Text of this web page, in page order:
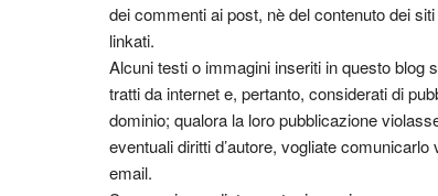
dei commenti ai post, nè del contenuto dei siti
linkati.
Alcuni testi o immagini inseriti in questo blog
tratti da internet e, pertanto, considerati di
dominio; qualora la loro pubblicazione
eventuali diritti d’autore, vogliate comunicarlo
email.